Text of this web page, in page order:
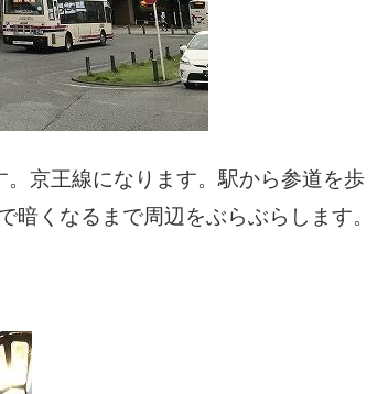
京王線になります。駅から参道を歩
くなるまで周辺をぶらぶらします。